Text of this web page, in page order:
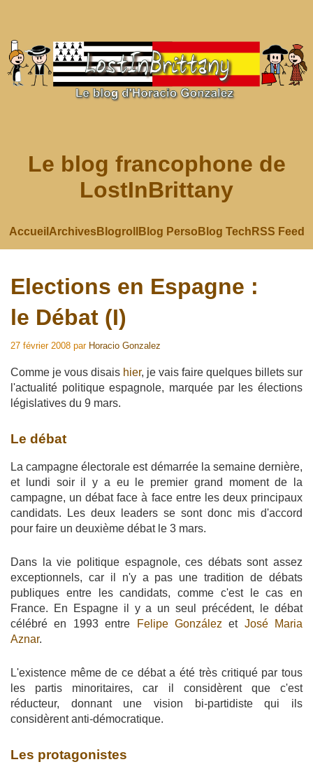
Le blog francophone de
LostInBrittany
Accueil ArchivesBlogroll Blog Perso Blog Tech RSS Feed
Elections en Espagne :
le Débat (I)
27 février 2008 par Horacio Gonzalez
Comme je vous disais hier, je vais faire quelques billets sur
l'actualité politique espagnole, marquée par les élections
législatives du 9 mars.
Le débat
La campagne électorale est démarrée la semaine dernière,
et lundi soir il y a eu le premier grand moment de la
campagne, un débat face à face entre les deux principaux
candidats. Les deux leaders se sont donc mis d'accord
pour faire un deuxième débat le 3 mars.
Dans la vie politique espagnole, ces débats sont assez
exceptionnels, car il n'y a pas une tradition de débats
publiques entre les candidats, comme c'est le cas en
France. En Espagne il y a un seul précédent, le débat
célébré en 1993 entre
Felipe Gonzálezet José Maria
Aznar.
L'existence même de ce débat a été très critiqué par tous
les partis minoritaires, car il considèrent que c'est
réducteur, donnant une vision bi-partidiste qui ils
considèrent anti-démocratique.
Les protagonistes